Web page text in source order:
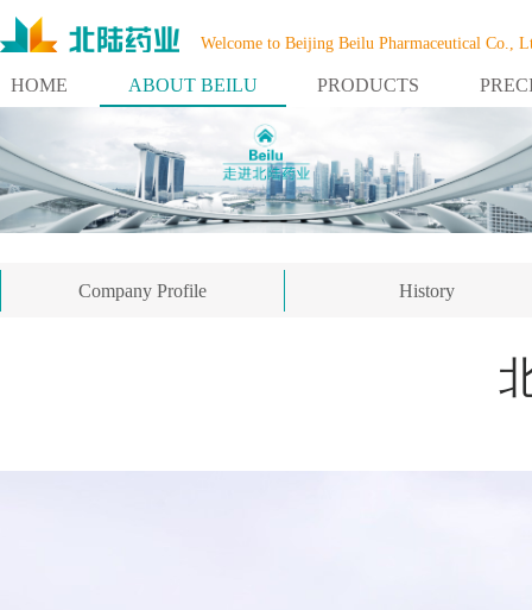
Welcome to Beijing Beilu Pharmaceutical Co.,
HOME ABOUT BEILU PRODUCTS
Company Profile History